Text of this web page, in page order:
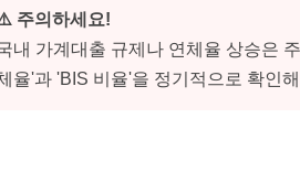
주의하세요!
내 가계대출 규제나 연체율 상승은
율'과 'BIS 비율'을 정기적으로 확인